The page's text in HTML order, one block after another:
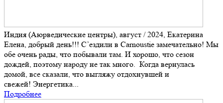
Индия (Аюрведические центры), август / 2024, Екатерина
Елена, добрый день!!! С’ездили в Carnoustie замечательно! Мы
обе очень рады, что побывали там. И хорошо, что сезон
дождей, поэтому народу не так много. Когда вернулась
домой, все сказали, что выгляжу отдохнувшей и
свежей! Энергетика...
Подробнее